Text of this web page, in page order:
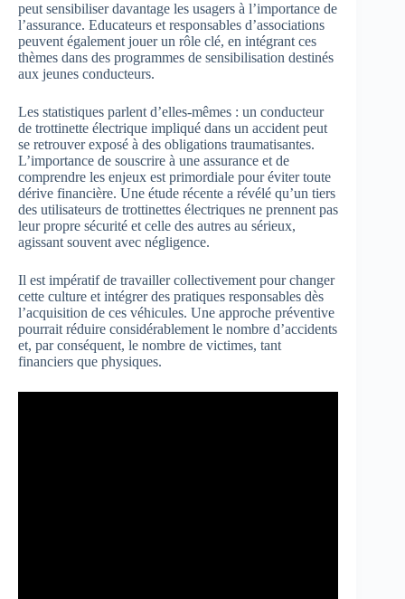
peut sensibiliser davantage les usagers à l’importance de
l’assurance. Educateurs et responsables d’associations
peuvent également jouer un rôle clé, en intégrant ces
thèmes dans des programmes de sensibilisation destinés
aux jeunes conducteurs.
Les statistiques parlent d’elles-mêmes : un conducteur
de trottinette électrique impliqué dans un accident peut
se retrouver exposé à des obligations traumatisantes.
L’importance de souscrire à une assurance et de
comprendre les enjeux est primordiale pour éviter toute
dérive financière. Une étude récente a révélé qu’un tiers
des utilisateurs de trottinettes électriques ne prennent pas
leur propre sécurité et celle des autres au sérieux,
agissant souvent avec négligence.
Il est impératif de travailler collectivement pour changer
cette culture et intégrer des pratiques responsables dès
l’acquisition de ces véhicules. Une approche préventive
pourrait réduire considérablement le nombre d’accidents
et, par conséquent, le nombre de victimes, tant
financiers que physiques.